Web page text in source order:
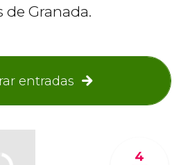
Granada.
entradas
4